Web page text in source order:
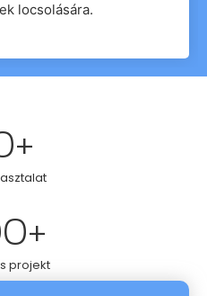
locsolására.
+
projekt
+